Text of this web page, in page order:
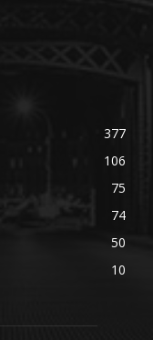
377
106
75
74
50
10